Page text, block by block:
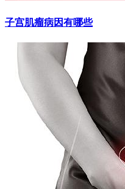
子宫肌瘤病因有哪些